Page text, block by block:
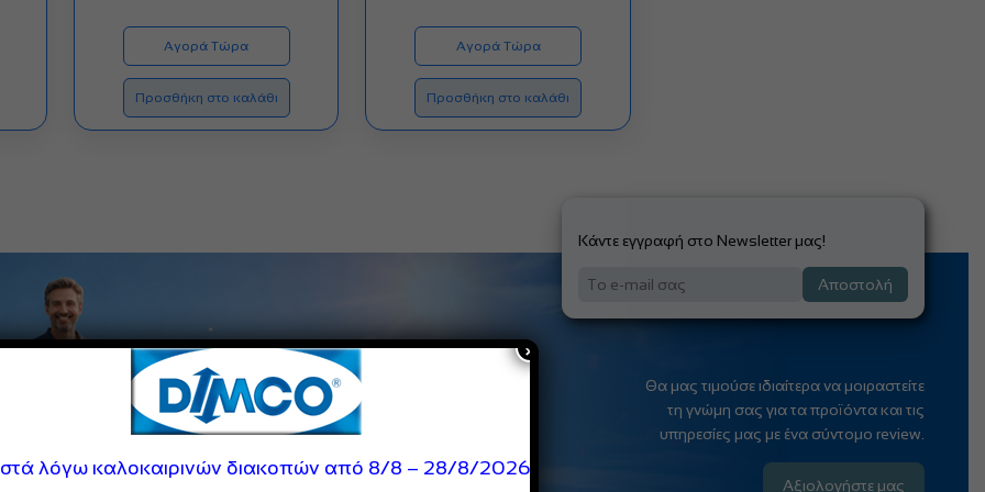
€190.00.είναι:
€89.00.
Αγορά Τώρα
Προσθήκη στο καλάθι
Αγορά Τώρα
Προσθήκη στο καλάθι
Κάντε εγγραφή στο Newsletter μας!
Αποστολή
Θα μας τιμούσε ιδιαίτερα να μοιραστείτε
τη γνώμη σας για τα προϊόντα και τις
υπηρεσίες μας με ένα σύντομο review.
Αξιολογήστε μας
λόγω καλοκαιρινών διακοπών από 8/8 – 28/8/2026
×